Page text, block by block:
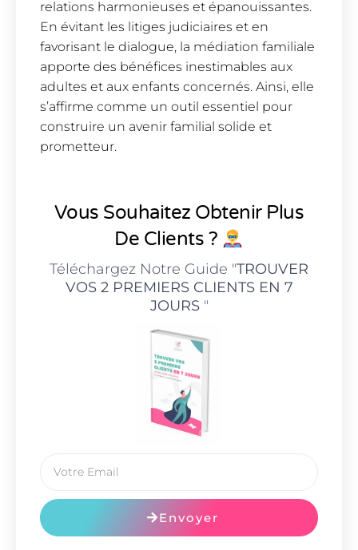
relations harmonieuses et épanouissantes.
En évitant les litiges judiciaires et en
favorisant le dialogue, la médiation familiale
apporte des bénéfices inestimables aux
adultes et aux enfants concernés. Ainsi, elle
s’affirme comme un outil essentiel pour
construire un avenir familial solide et
prometteur.
Vous Souhaitez Obtenir Plus
De Clients ?
Téléchargez Notre Guide "TROUVER
VOS 2 PREMIERS CLIENTS EN 7
JOURS"
Envoyer